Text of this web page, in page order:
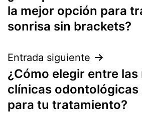
entradas
la mejor opción para
sonrisa sin brackets?
Entrada siguiente
¿Cómo elegir entre las
clínicas odontológicas
para tu tratamiento?